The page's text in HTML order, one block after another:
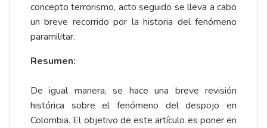
concepto terrorismo, acto seguido se lleva a cabo
un breve recorrido por la historia del fenómeno
paramilitar.
Resumen:
De igual manera, se hace una breve revisión
histórica sobre el fenómeno del despojo en
Colombia. El objetivo de este artículo es poner en